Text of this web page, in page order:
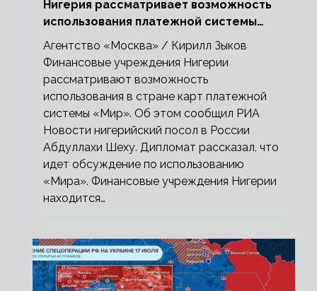
Нигерия рассматривает возможность
использования платежной системы
«Мир»
Агентство «Москва» / Кирилл Зыков
Финансовые учреждения Нигерии
рассматривают возможность
использования в стране карт платежной
системы «Мир». Об этом сообщил РИА
Новости нигерийский посол в России
Абдуллахи Шеху. Дипломат рассказал, что
идет обсуждение по использованию
«Мира». Финансовые учреждения Нигерии
находится…